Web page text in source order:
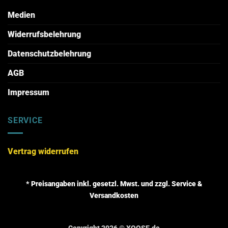
Medien
Widerrufsbelehrung
Datenschutzbelehrung
AGB
Impressum
SERVICE
Vertrag widerrufen
* Preisangaben inkl. gesetzl. Mwst. und zzgl. Service &
Versandkosten